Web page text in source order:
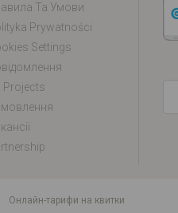
Та Умови
Prywatności
Settings
Projects
Онлайн-тарифи на квитки